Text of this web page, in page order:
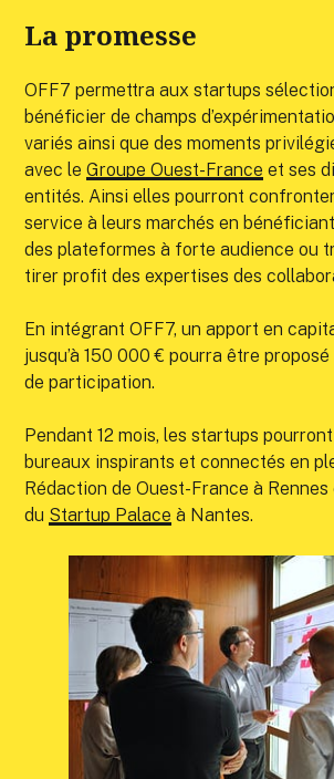
La promesse
OFF7 permettra aux startups
bénéficier de champs
variés ainsi que des moments
avec leGroupe Ouest-France et ses
entités. Ainsi elles pourront
service à leurs marchés en
des plateformes à forte audience ou
tirer profit des expertises des
En intégrant OFF7, un apport en
jusqu’à 150 000 € pourra être
de participation.
Pendant 12 mois, les startups
bureaux inspirants et connectés en
Rédaction de Ouest-France à Rennes
du Startup Palace à Nantes.